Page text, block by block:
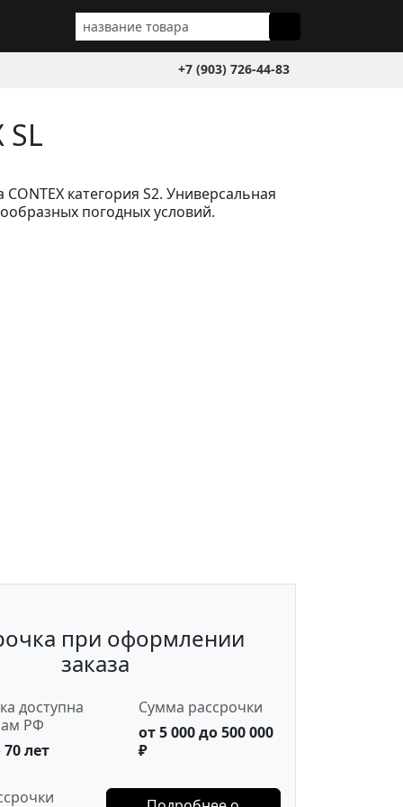
+7 (903) 726-44-83
SL
CONTEX категория S2. Универсальная
погодных условий.
при оформлении
заказа
доступна
РФ
лет
Сумма рассрочки
от 5 000 до 500 000
₽